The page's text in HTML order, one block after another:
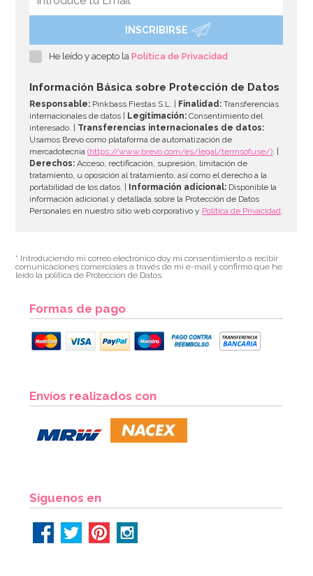
INSCRIBIRSE
He leído y acepto laPolítica de Privacidad
Información Básica sobre Protección de Datos
Responsable: Pinkbass Fiestas S.L. | Finalidad: Transferencias
internacionales de datos |
Legitimación: Consentimiento del
interesado. | Transferencias internacionales de datos:
Usamos Brevo como plataforma de automatización de
mercadotecnia(https://www.brevo.com/es/legal/termsofuse/). |
Derechos: Acceso, rectificación, supresión, limitación de
tratamiento, u oposición al tratamiento, así como el derecho a la
portabilidad de los datos. |
Información adicional: Disponible la
información adicional y detallada sobre la Protección de Datos
Personales en nuestro sitio web corporativo y Política de Privacidad.
* Introduciendo mi correo electrónico doy mi consentimiento a recibir
comunicaciones comerciales a través de mi e-mail y confirmo que he
leído la política de Protección de Datos.
Formas de pago
Envíos realizados con
Síguenos en